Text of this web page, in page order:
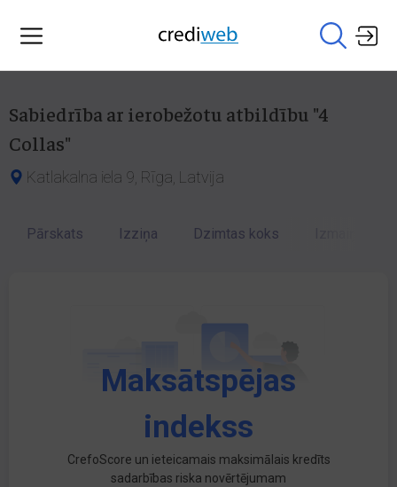
Sabiedrība ar ierobežotu atbildību "4
Collas"
Katlakalna iela 9, Rīga, Latvija
Pārskats Izziņa Dzimtas koks
Maksātspējas
indekss
CrefoScore un ieteicamais maksimālais kredīts
sadarbības riska novērtējumam